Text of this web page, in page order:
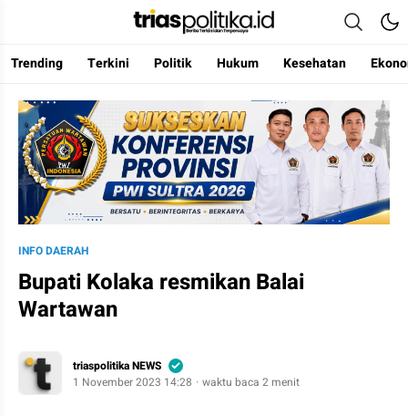
Berita Terkini & Terpercaya
Trending Terkini Politik Hukum Kesehatan
INFO DAERAH
Bupati Kolaka resmikan Balai
Wartawan
triaspolitika NEWS
1 November 2023 14:28
waktu baca 2 menit